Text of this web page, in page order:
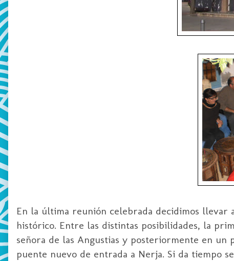
En la última reunión celebrada decidimos llevar
histórico. Entre las distintas posibilidades, la
señora de las Angustias y posteriormente en un
puente nuevo de entrada a Nerja. Si da tiempo